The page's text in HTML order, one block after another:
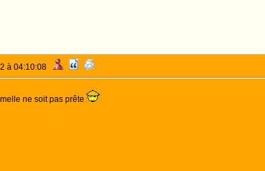
à 04:10:08
ne soit pas prête